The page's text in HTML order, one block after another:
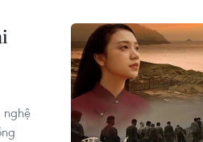
nghệ